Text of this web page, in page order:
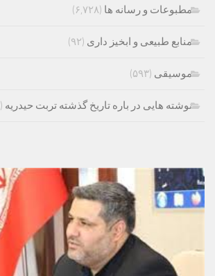
مطبوعات و رسانه ها (۶,۷۲۸)
منابع طبیعی و ابخیز داری (۹۲)
موسیقی (۵۹۳)
نوشته هایی در باره تاریخ گذشته تربت حیدریه (۳۸)